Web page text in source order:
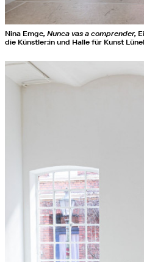
Nina Emge, Nunca vas a comprender,
die Künstler:in und Halle für Kunst